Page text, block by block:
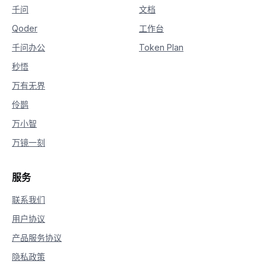
print(
delta.
千问
Qoder
千问办公
秒悟
万有无界
伶鹊
万小智
万镜一刻
文档
工作台
Token Plan
服务
联系我们
用户协议
产品服务协议
隐私政策